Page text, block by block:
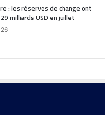
: les réserves de change ont
milliards USD en juillet